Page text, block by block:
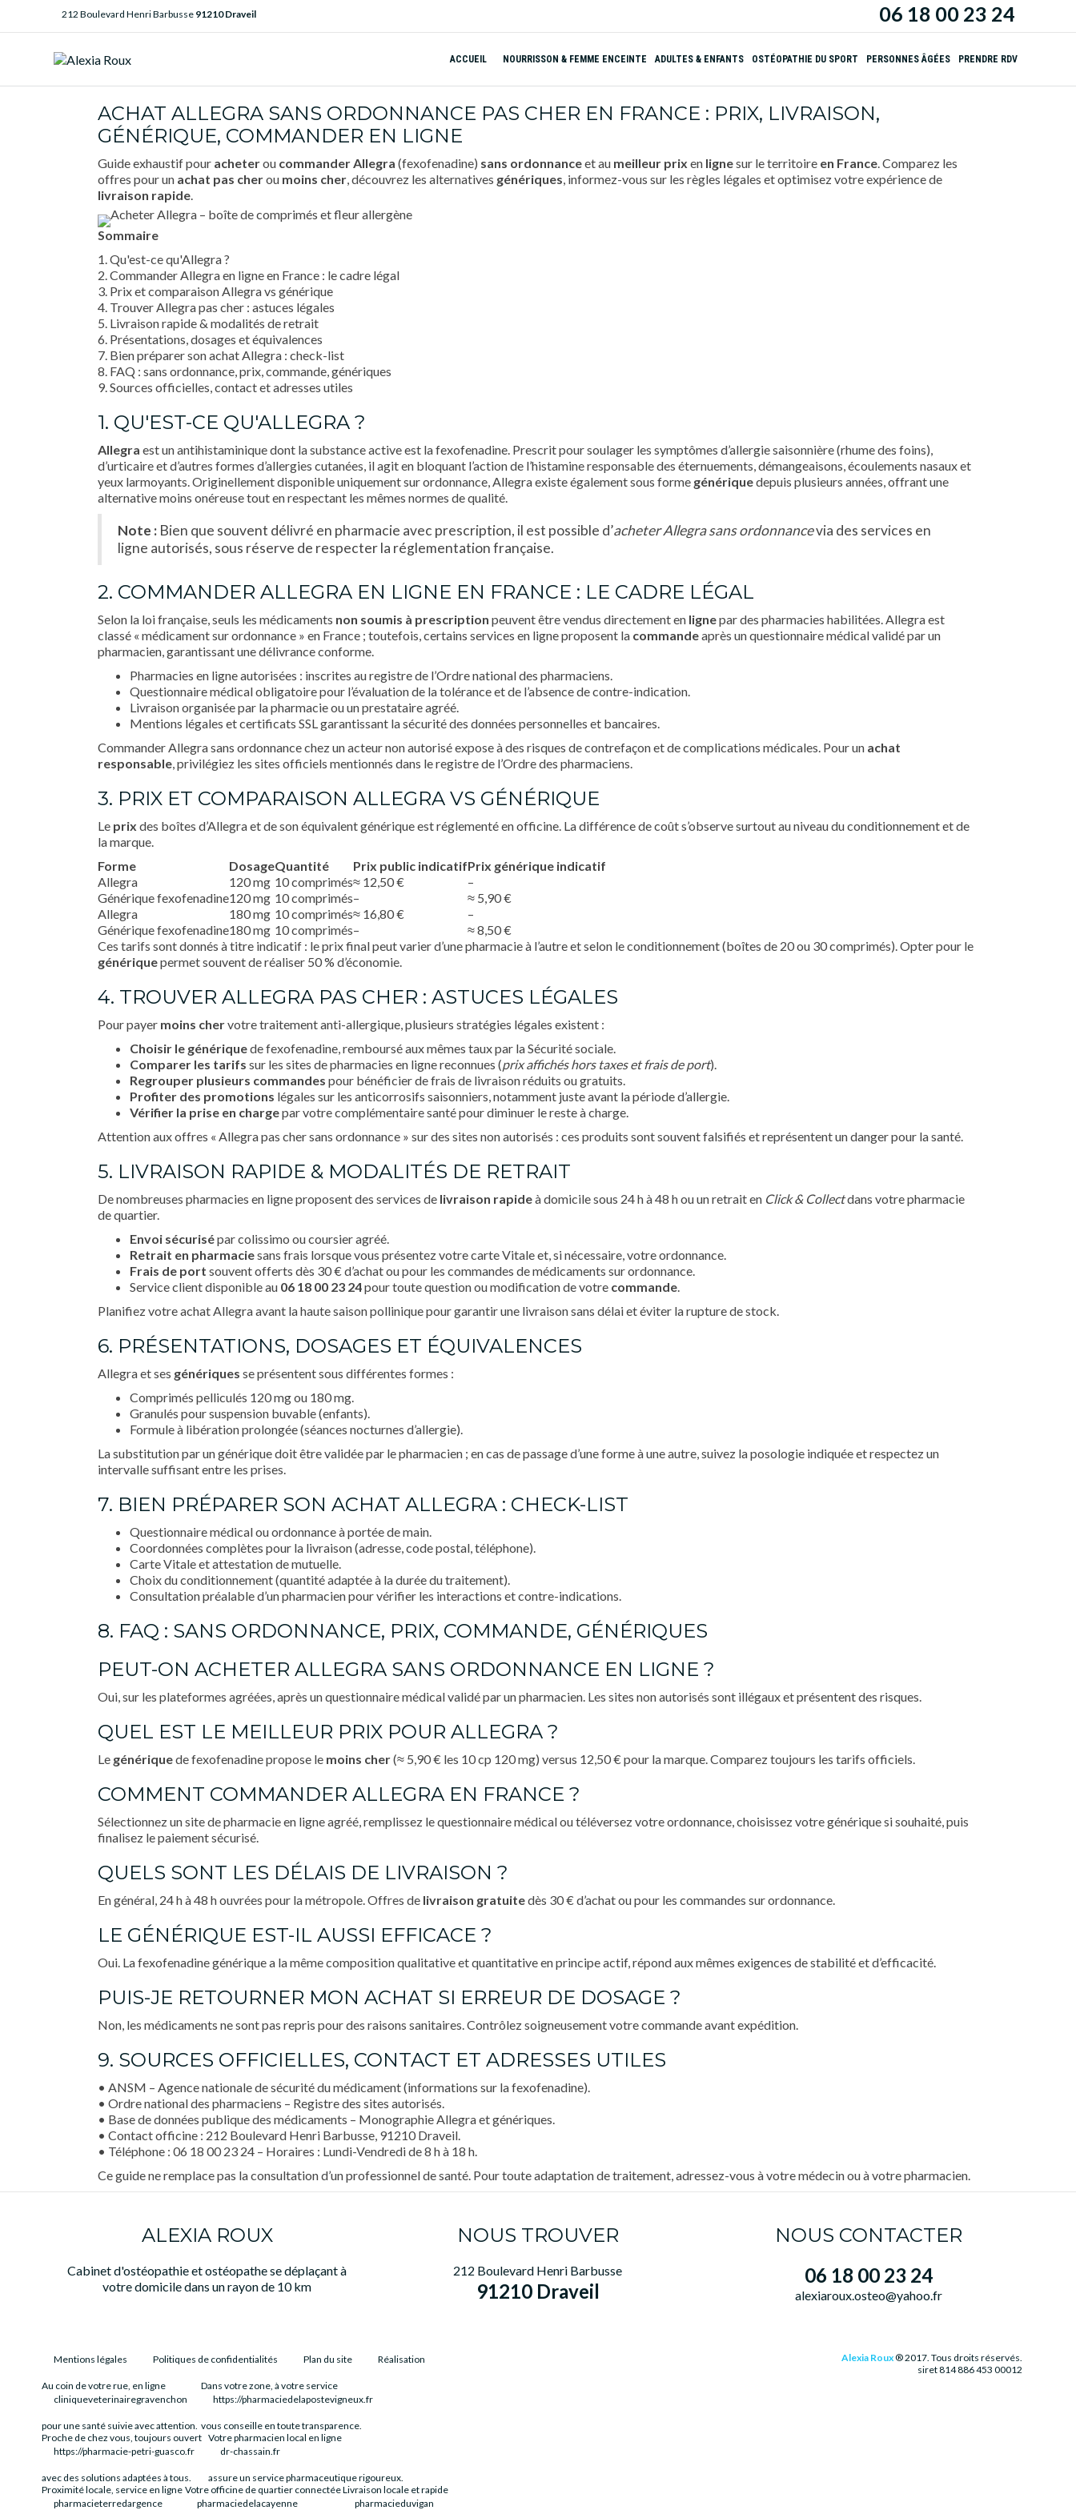
212 Boulevard Henri Barbusse 91210 Draveil 06 18 00 23 24
ACCUEIL NOURRISSON & FEMME ENCEINTE ADULTES & ENFANTS OSTÉOPATHIE DU SPORT PERSONNES ÂGÉES PRENDRE RDV
ACHAT ALLEGRA SANS ORDONNANCE PAS CHER EN FRANCE : PRIX, LIVRAISON,
GÉNÉRIQUE, COMMANDER EN LIGNE
Guide exhaustif pour acheterou commanderAllegra (fexofenadine) sans ordonnanceet au meilleur prix en lignesur le territoire en France. Comparez les
offres pour un achat pas cherou moins cher, découvrez les alternatives génériques, informez-vous sur les règles légales et optimisez votre expérience de
livraison rapide.
Sommaire
1. Qu'est-ce qu'Allegra ?
2. Commander Allegra en ligne en France : le cadre légal
3. Prix et comparaison Allegra vs générique
4. Trouver Allegra pas cher : astuces légales
5. Livraison rapide & modalités de retrait
6. Présentations, dosages et équivalences
7. Bien préparer son achat Allegra : check-list
8. FAQ : sans ordonnance, prix, commande, génériques
9. Sources officielles, contact et adresses utiles
1. QU'EST-CE QU'ALLEGRA ?
Allegra est un antihistaminique dont la substance active est la fexofenadine. Prescrit pour soulager les symptômes d’allergie saisonnière (rhume des foins),
d’urticaire et d’autres formes d’allergies cutanées, il agit en bloquant l’action de l’histamine responsable des éternuements, démangeaisons, écoulements nasaux et
yeux larmoyants. Originellement disponible uniquement sur ordonnance, Allegra existe également sous forme génériquedepuis plusieurs années, offrant une
alternative moins onéreuse tout en respectant les mêmes normes de qualité.
Note : Bien que souvent délivré en pharmacie avec prescription, il est possible d’acheter Allegra sans ordonnancevia des services en
ligne autorisés, sous réserve de respecter la réglementation française.
2. COMMANDER ALLEGRA EN LIGNE EN FRANCE : LE CADRE LÉGAL
Selon la loi française, seuls les médicaments non soumis à prescription peuvent être vendus directement en lignepar des pharmacies habilitées. Allegra est
classé « médicament sur ordonnance » en France ; toutefois, certains services en ligne proposent la commandeaprès un questionnaire médical validé par un
pharmacien, garantissant une délivrance conforme.
Pharmacies en ligne autorisées : inscrites au registre de l’Ordre national des pharmaciens.
Questionnaire médical obligatoire pour l’évaluation de la tolérance et de l’absence de contre-indication.
Livraison organisée par la pharmacie ou un prestataire agréé.
Mentions légales et certificats SSL garantissant la sécurité des données personnelles et bancaires.
Commander Allegra sans ordonnance chez un acteur non autorisé expose à des risques de contrefaçon et de complications médicales. Pour un achat
responsable, privilégiez les sites officiels mentionnés dans leregistre de l’Ordre des pharmaciens.
3. PRIX ET COMPARAISON ALLEGRA VS GÉNÉRIQUE
Le prix des boîtes d’Allegra et de son équivalent générique est réglementé en officine. La différence de coût s’observe surtout au niveau du conditionnement et de
la marque.
Forme
DosageQuantité Prix public indicatifPrix générique indicatif
Allegra
120 mg 10 comprimés≈ 12,50 €
–
Générique fexofenadine120 mg 10 comprimés–
≈ 5,90 €
Allegra
180 mg 10 comprimés≈ 16,80 €
–
Générique fexofenadine180 mg 10 comprimés–
≈ 8,50 €
Ces tarifs sont donnés à titre indicatif : le prix final peut varier d’une pharmacie à l’autre et selon le conditionnement (boîtes de 20 ou 30 comprimés). Opter pour le
génériquepermet souvent de réaliser 50 % d’économie.
4. TROUVER ALLEGRA PAS CHER : ASTUCES LÉGALES
Pour payer moins chervotre traitement anti-allergique, plusieurs stratégies légales existent :
Choisir le génériquede fexofenadine, remboursé aux mêmes taux par la Sécurité sociale.
Comparer les tarifs sur les sites de pharmacies en ligne reconnues (prix affichés hors taxes et frais de port).
Regrouper plusieurs commandes pour bénéficier de frais de livraison réduits ou gratuits.
Profiter des promotions légales sur les anticorrosifs saisonniers, notamment juste avant la période d’allergie.
Vérifier la prise en chargepar votre complémentaire santé pour diminuer le reste à charge.
Attention aux offres « Allegra pas cher sans ordonnance » sur des sites non autorisés : ces produits sont souvent falsifiés et représentent un danger pour la santé.
5. LIVRAISON RAPIDE & MODALITÉS DE RETRAIT
De nombreuses pharmacies en ligne proposent des services de livraison rapideà domicile sous 24 h à 48 h ou un retrait en Click & Collectdans votre pharmacie
de quartier.
Envoi sécurisépar colissimo ou coursier agréé.
Retrait en pharmaciesans frais lorsque vous présentez votre carte Vitale et, si nécessaire, votre ordonnance.
Frais de port souvent offerts dès 30 € d’achat ou pour les commandes de médicaments sur ordonnance.
Service client disponible au 06 18 00 23 24pour toute question ou modification de votre commande.
Planifiez votre achat Allegra avant la haute saison pollinique pour garantir une livraison sans délai et éviter la rupture de stock.
6. PRÉSENTATIONS, DOSAGES ET ÉQUIVALENCES
Allegra et ses génériques se présentent sous différentes formes :
Comprimés pelliculés 120 mg ou 180 mg.
Granulés pour suspension buvable (enfants).
Formule à libération prolongée (séances nocturnes d’allergie).
La substitution par un générique doit être validée par le pharmacien ; en cas de passage d’une forme à une autre, suivez la posologie indiquée et respectez un
intervalle suffisant entre les prises.
7. BIEN PRÉPARER SON ACHAT ALLEGRA : CHECK-LIST
Questionnaire médical ou ordonnance à portée de main.
Coordonnées complètes pour la livraison (adresse, code postal, téléphone).
Carte Vitale et attestation de mutuelle.
Choix du conditionnement (quantité adaptée à la durée du traitement).
Consultation préalable d’un pharmacien pour vérifier les interactions et contre-indications.
8. FAQ : SANS ORDONNANCE, PRIX, COMMANDE, GÉNÉRIQUES
PEUT-ON ACHETER ALLEGRA SANS ORDONNANCE EN LIGNE ?
Oui, sur les plateformes agréées, après un questionnaire médical validé par un pharmacien. Les sites non autorisés sont illégaux et présentent des risques.
QUEL EST LE MEILLEUR PRIX POUR ALLEGRA ?
Le génériquede fexofenadine propose le moins cher(≈ 5,90 € les 10 cp 120 mg) versus 12,50 € pour la marque. Comparez toujours les tarifs officiels.
COMMENT COMMANDER ALLEGRA EN FRANCE ?
Sélectionnez un site de pharmacie en ligne agréé, remplissez le questionnaire médical ou téléversez votre ordonnance, choisissez votre générique si souhaité, puis
finalisez le paiement sécurisé.
QUELS SONT LES DÉLAIS DE LIVRAISON ?
En général, 24 h à 48 h ouvrées pour la métropole. Offres de livraison gratuitedès 30 € d’achat ou pour les commandes sur ordonnance.
LE GÉNÉRIQUE EST-IL AUSSI EFFICACE ?
Oui. La fexofenadine générique a la même composition qualitative et quantitative en principe actif, répond aux mêmes exigences de stabilité et d’efficacité.
PUIS-JE RETOURNER MON ACHAT SI ERREUR DE DOSAGE ?
Non, les médicaments ne sont pas repris pour des raisons sanitaires. Contrôlez soigneusement votre commande avant expédition.
9. SOURCES OFFICIELLES, CONTACT ET ADRESSES UTILES
• ANSM – Agence nationale de sécurité du médicament (informations sur la fexofenadine).
• Ordre national des pharmaciens – Registre des sites autorisés.
• Base de données publique des médicaments – Monographie Allegra et génériques.
• Contact officine : 212 Boulevard Henri Barbusse, 91210 Draveil.
• Téléphone : 06 18 00 23 24 – Horaires : Lundi-Vendredi de 8 h à 18 h.
Ce guide ne remplace pas la consultation d’un professionnel de santé. Pour toute adaptation de traitement, adressez-vous à votre médecin ou à votre pharmacien.
ALEXIA ROUX
Cabinet d'ostéopathie et ostéopathe se déplaçant à
votre domicile dans un rayon de 10 km
NOUS TROUVER
212 Boulevard Henri Barbusse
91210 Draveil
NOUS CONTACTER
06 18 00 23 24
alexiaroux.osteo@yahoo.fr
Mentions légales Politiques de confidentialités Plan du site Réalisation
Au coin de votre rue, en ligne
cliniqueveterinairegravenchon
pour une santé suivie avec attention.
Dans votre zone, à votre service
https://pharmaciedelapostevigneux.fr
vous conseille en toute transparence.
Proche de chez vous, toujours ouvert
https://pharmacie-petri-guasco.fr
avec des solutions adaptées à tous.
Votre pharmacien local en ligne
dr-chassain.fr
assure un service pharmaceutique rigoureux.
Proximité locale, service en ligne
pharmacieterredargence
Votre officine de quartier connectée
pharmaciedelacayenne
Livraison locale et rapide
pharmacieduvigan
Alexia Roux® 2017. Tous droits réservés.
siret 814 886 453 00012